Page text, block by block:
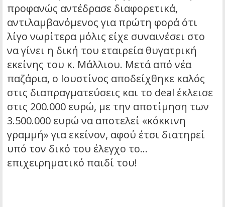
προφανώς αντέδρασε διαφορετικά,
αντιλαμβανόμενος για πρώτη φορά ότι
λίγο νωρίτερα μόλις είχε συναινέσει στο
να γίνει η δική του εταιρεία θυγατρική
εκείνης του κ. Μάλλιου. Μετά από νέα
παζάρια, ο Ιουστίνος αποδείχθηκε καλός
στις διαπραγματεύσεις και το deal έκλεισε
στις 200.000 ευρώ, με την αποτίμηση των
3.500.000 ευρώ να αποτελεί «κόκκινη
γραμμή» για εκείνον, αφού έτσι διατηρεί
υπό τον δικό του έλεγχο το…
επιχειρηματικό παιδί του!